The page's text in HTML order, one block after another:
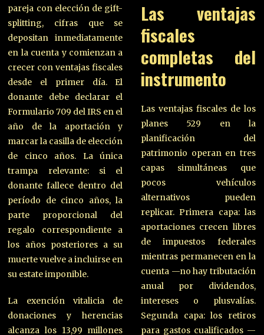
pareja con elección de gift-
splitting, cifras que se
depositan inmediatamente
en la cuenta y comienzan a
crecer con ventajas fiscales
desde el primer día. El
donante debe declarar el
Formulario 709 del IRS en el
año de la aportación y
marcar la casilla de elección
de cinco años. La única
trampa relevante: si el
donante fallece dentro del
período de cinco años, la
parte proporcional del
regalo correspondiente a
los años posteriores a su
muerte vuelve a incluirse en
su estate imponible.
La exención vitalicia de
donaciones y herencias
alcanza los 13,99 millones
Las ventajas
fiscales
completas del
instrumento
Las ventajas fiscales de los
planes 529 en la
planificación del
patrimonio operan en tres
capas simultáneas que
pocos vehículos
alternativos pueden
replicar. Primera capa: las
aportaciones crecen libres
de impuestos federales
mientras permanecen en la
cuenta —no hay tributación
anual por dividendos,
intereses o plusvalías.
Segunda capa: los retiros
para gastos cualificados —